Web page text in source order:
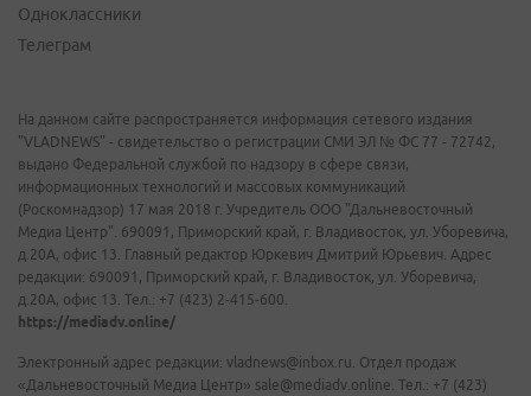
Одноклассники
Телеграм
На данном сайте распространяется информация сетевого издания
"VLADNEWS" - свидетельство о регистрации СМИ ЭЛ № ФС 77 - 72742,
выдано Федеральной службой по надзору в сфере связи,
информационных технологий и массовых коммуникаций
(Роскомнадзор) 17 мая 2018 г. Учредитель ООО "Дальневосточный
Медиа Центр". 690091, Приморский край, г. Владивосток, ул. Уборевича,
д.20А, офис 13. Главный редактор Юркевич Дмитрий Юрьевич. Адрес
редакции: 690091, Приморский край, г. Владивосток, ул. Уборевича,
д.20А, офис 13. Тел.: +7 (423) 2-415-600.
https://mediadv.online/
Электронный адрес редакции: vladnews@inbox.ru. Отдел продаж
«Дальневосточный Медиа Центр» sale@mediadv.online. Тел.: +7 (423)